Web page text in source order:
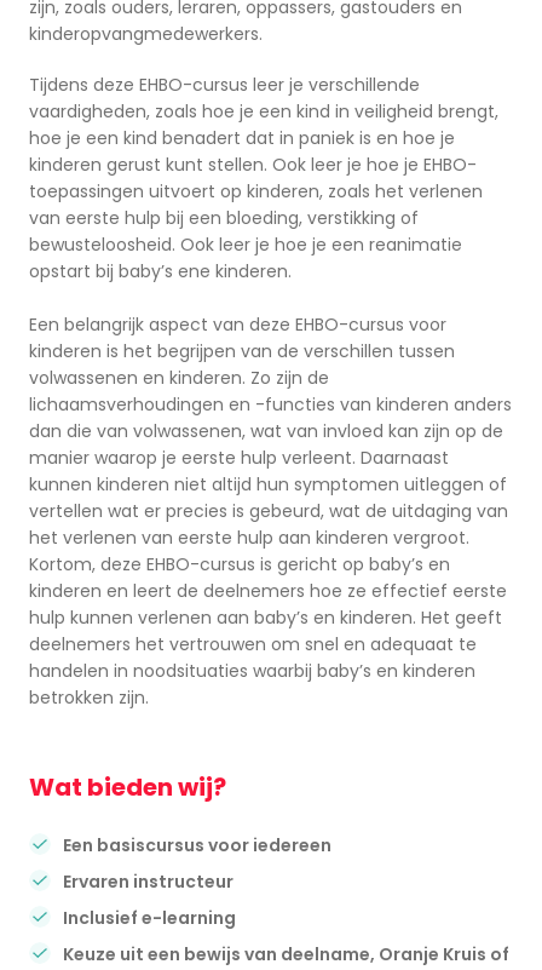
zijn, zoals ouders, leraren, oppassers, gastouders en
kinderopvangmedewerkers.
Tijdens deze EHBO-cursus leer je verschillende
vaardigheden, zoals hoe je een kind in veiligheid brengt,
hoe je een kind benadert dat in paniek is en hoe je
kinderen gerust kunt stellen. Ook leer je hoe je EHBO-
toepassingen uitvoert op kinderen, zoals het verlenen
van eerste hulp bij een bloeding, verstikking of
bewusteloosheid. Ook leer je hoe je een reanimatie
opstart bij baby’s ene kinderen.
Een belangrijk aspect van deze EHBO-cursus voor
kinderen is het begrijpen van de verschillen tussen
volwassenen en kinderen. Zo zijn de
lichaamsverhoudingen en -functies van kinderen anders
dan die van volwassenen, wat van invloed kan zijn op de
manier waarop je eerste hulp verleent. Daarnaast
kunnen kinderen niet altijd hun symptomen uitleggen of
vertellen wat er precies is gebeurd, wat de uitdaging van
het verlenen van eerste hulp aan kinderen vergroot.
Kortom, deze EHBO-cursus is gericht op baby’s en
kinderen en leert de deelnemers hoe ze effectief eerste
hulp kunnen verlenen aan baby’s en kinderen. Het geeft
deelnemers het vertrouwen om snel en adequaat te
handelen in noodsituaties waarbij baby’s en kinderen
betrokken zijn.
Wat bieden wij?
Een basiscursus voor iedereen
Ervaren instructeur
Inclusief e-learning
Keuze uit een bewijs van deelname, Oranje Kruis of